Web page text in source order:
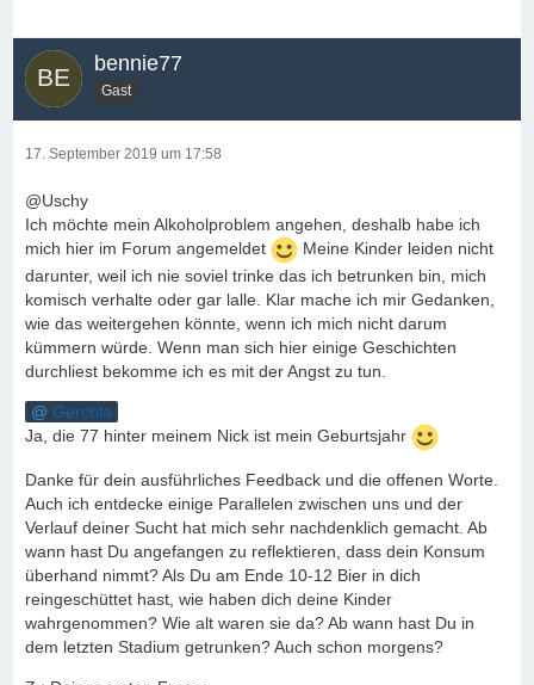
bennie77
Gast
17. September 2019 um 17:58
@Uschy
Ich möchte mein Alkoholproblem angehen, deshalb habe ich
mich hier im Forum angemeldet
Meine Kinder leiden nicht
darunter, weil ich nie soviel trinke das ich betrunken bin, mich
komisch verhalte oder gar lalle. Klar mache ich mir Gedanken,
wie das weitergehen könnte, wenn ich mich nicht darum
kümmern würde. Wenn man sich hier einige Geschichten
durchliest bekomme ich es mit der Angst zu tun.
Gerchla
Ja, die 77 hinter meinem Nick ist mein Geburtsjahr
Danke für dein ausführliches Feedback und die offenen Worte.
Auch ich entdecke einige Parallelen zwischen uns und der
Verlauf deiner Sucht hat mich sehr nachdenklich gemacht. Ab
wann hast Du angefangen zu reflektieren, dass dein Konsum
überhand nimmt? Als Du am Ende 10-12 Bier in dich
reingeschüttet hast, wie haben dich deine Kinder
wahrgenommen? Wie alt waren sie da? Ab wann hast Du in
dem letzten Stadium getrunken? Auch schon morgens?